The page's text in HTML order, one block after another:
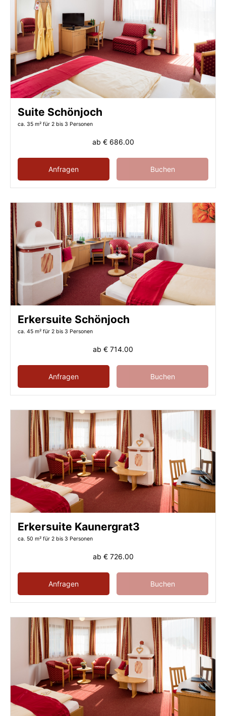
Suite Schönjoch
ca. 35 m² für 2 bis 3 Personen
ab € 686.00
Anfragen Buchen
Erkersuite Schönjoch
ca. 45 m² für 2 bis 3 Personen
ab € 714.00
Anfragen Buchen
Erkersuite Kaunergrat3
ca. 50 m² für 2 bis 3 Personen
ab € 726.00
Anfragen Buchen